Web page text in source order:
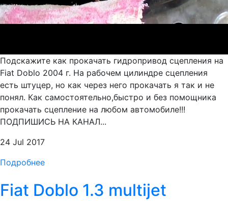
Подскажите как прокачать гидропривод сцепления на
Fiat Doblo 2004 г. На рабочем цилиндре сцепления
есть штуцер, но как через него прокачать я так и не
понял. Как самостоятельно,быстро и без помощника
прокачать сцепление на любом автомобиле!!!
ПОДПИШИСЬ НА КАНАЛ...
24 Jul 2017
Подробнее
Fiat Doblo 1.3 multijet